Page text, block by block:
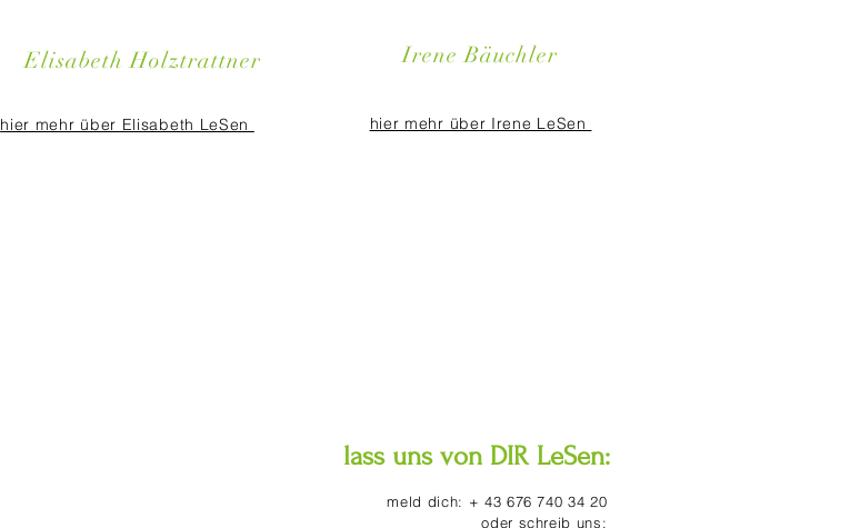
Elisabeth Holztrattner
hier mehr über Elisabeth LeSen
Irene Bäuchler
hier mehr über Irene LeSen
lass uns von DIR LeSen:
meld dich: + 43 676 740 34 20
oder schreib uns: